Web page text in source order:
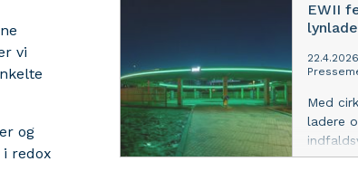
vi
og
redox
finde et
dig og
EWII
Med
ladere
både